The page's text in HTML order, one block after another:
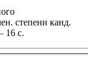
степени канд.
16 с.